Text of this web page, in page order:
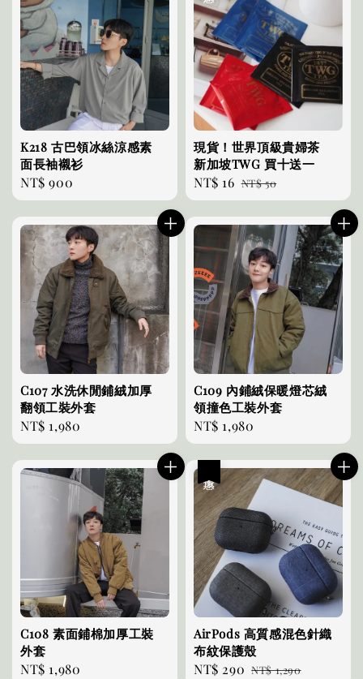
K218 古巴領冰絲涼感素
面長袖襯衫
Regular
price
NT$ 900
現貨！世界頂級貴婦茶
新加坡TWG 買十送一
Sale
price
NT$ 16 Regular
price
NT$ 50
C107 水洗休閒鋪絨加厚
翻領工裝外套
Regular
price
NT$ 1,980
C109 內鋪絨保暖燈芯絨
領撞色工裝外套
Regular
price
NT$ 1,980
C108 素面鋪棉加厚工裝
外套
Regular
NT$ 1,980
AirPods 高質感混色針織
布紋保護殼
Sale
NT$ 290 Regular
NT$ 1,290